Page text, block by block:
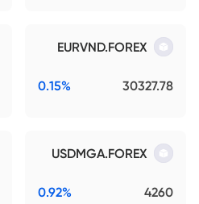
EURVND.FOREX
30327.78
0.15%
USDMGA.FOREX
4260
0.92%